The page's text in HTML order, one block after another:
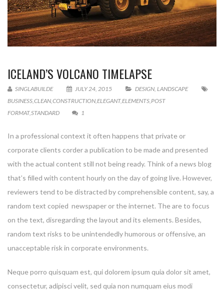
ICELAND’S VOLCANO TIMELAPSE
SINGLABUILDE JULY 24, 2015 DESIGN LANDSCAPE
BUSINESS CLEAN CONSTRUCTION ELEGANT,ELEMENTS POST
FORMAT,STANDARD 1
In a professional context it often happens that private or
corporate clients corder a publication to be made and presented
with the actual content still not being ready. Think of a news blog
that’s filled with content hourly on the day of going live. However,
reviewers tend to be distracted by comprehensible content, say, a
random text copied newspaper or the internet. The are to focus
on the text, disregarding the layout and its elements. Besides,
random text risks to be unintendedly humorous or offensive, an
unacceptable risk in corporate environments.
Neque porro quisquam est, qui dolorem ipsum quia dolor sit amet,
consectetur, adipisci velit, sed quia non numquam eius modi